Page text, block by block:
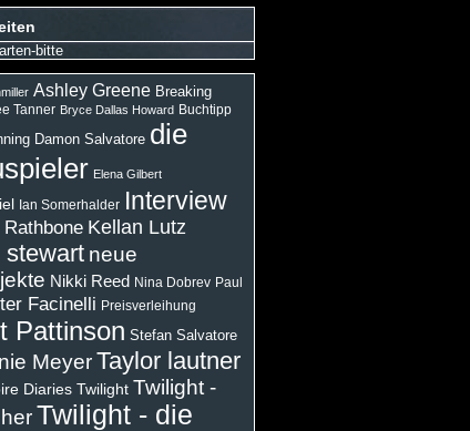
bitte
Ashley Greene Breaking
Tanner Bryce Dallas Howard Buchtipp
Damon Salvatore die
Elena Gilbert
Ian Somerhalder Interview
Kellan Lutz
stewart neue
Nikki Reed Nina Dobrev Paul
Facinelli Preisverleihung
Pattinson Stefan Salvatore
Meyer Taylor lautner
Diaries Twilight Twilight -
Twilight - die